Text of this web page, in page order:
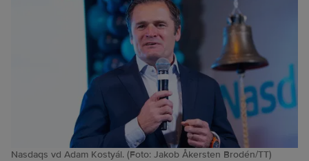
Nasdaqs vd Adam Kostyál. (Foto: Jakob Åkersten Brodén/TT)